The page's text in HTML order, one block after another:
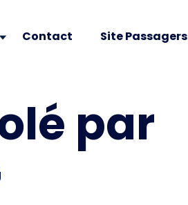
Contact Site Passagers
par